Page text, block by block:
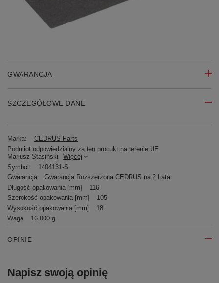
GWARANCJA
SZCZEGÓŁOWE DANE
Marka:
CEDRUS Parts
Podmiot odpowiedzialny za ten produkt na terenie UE
Mariusz Stasiński
Więcej
Symbol:
1404131-S
Gwarancja
Gwarancja Rozszerzona CEDRUS na 2 Lata
Długość opakowania [mm]
116
Szerokość opakowania [mm]
105
Wysokość opakowania [mm]
18
Waga
16.000 g
OPINIE
Napisz swoją opinię